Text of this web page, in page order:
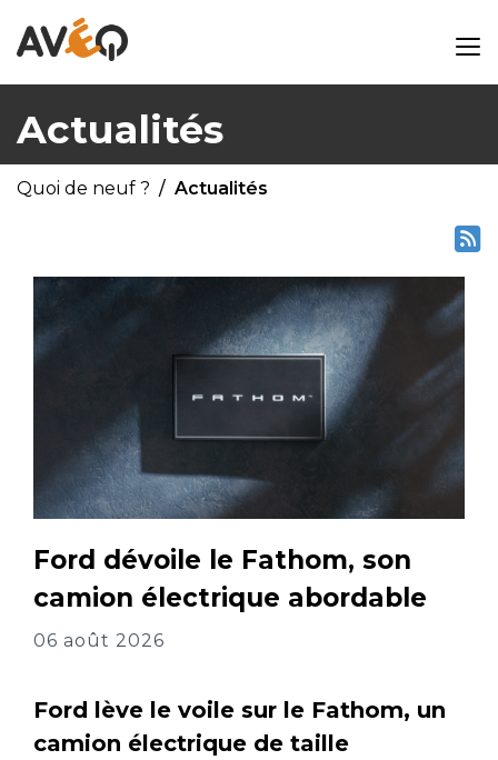
Actualités
Quoi de neuf ? Actualités
Ford dévoile le Fathom, son
camion électrique abordable
06 août 2026
Ford lève le voile sur le Fathom, un
camion électrique de taille